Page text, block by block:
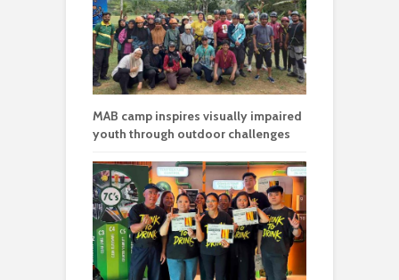
MAB camp inspires visually impaired
youth through outdoor challenges